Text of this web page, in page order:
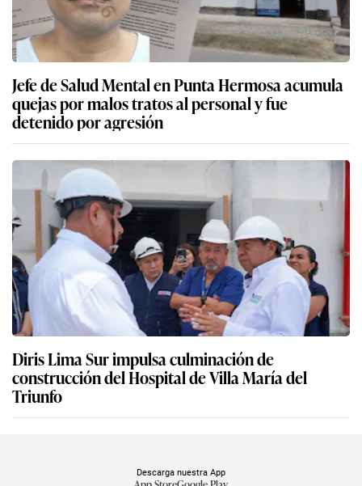
Jefe de Salud Mental en Punta Hermosa acumula
quejas por malos tratos al personal y fue
detenido por agresión
Diris Lima Sur impulsa culminación de
construcción del Hospital de Villa María del
Triunfo
Descarga nuestra App